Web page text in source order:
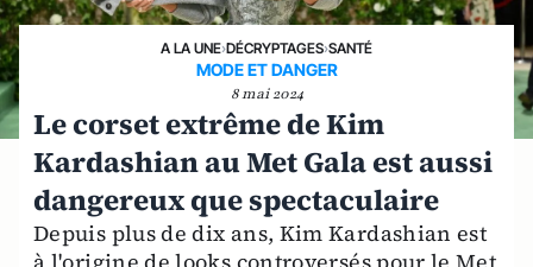
A LA UNE›DÉCRYPTAGES›SANTÉ
MODE ET DANGER
8 mai 2024
Le corset extrême de Kim
Kardashian au Met Gala est aussi
dangereux que spectaculaire
Depuis plus de dix ans, Kim Kardashian est